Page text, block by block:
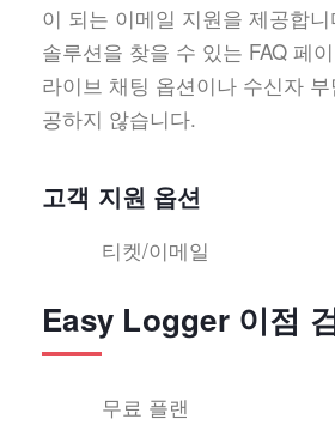
이 되는 이메일 지원을 제공합
솔루션을 찾을 수 있는 FAQ 페
라이브 채팅 옵션이나 수신자
공하지 않습니다.
고객 지원 옵션
티켓/이메일
Easy Logger 이점
무료 플랜